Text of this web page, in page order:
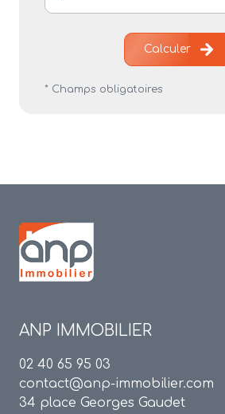
Calculer
* Champs obligatoires
ANP IMMOBILIER
02 40 65 95 03
contact@anp-immobilier.com
34 place Georges Gaudet